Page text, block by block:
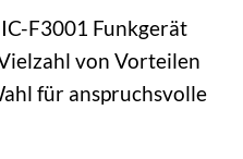
F3001 Funkgerät
von Vorteilen
für anspruchsvolle